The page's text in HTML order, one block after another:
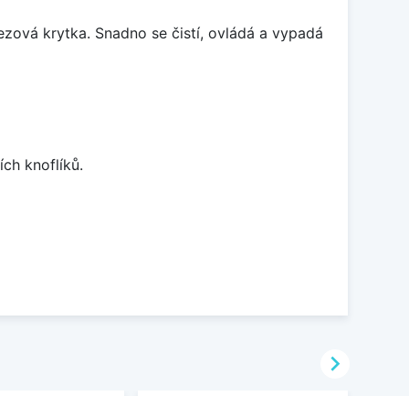
krytka. Snadno se čistí, ovládá a vypadá
knoflíků.
